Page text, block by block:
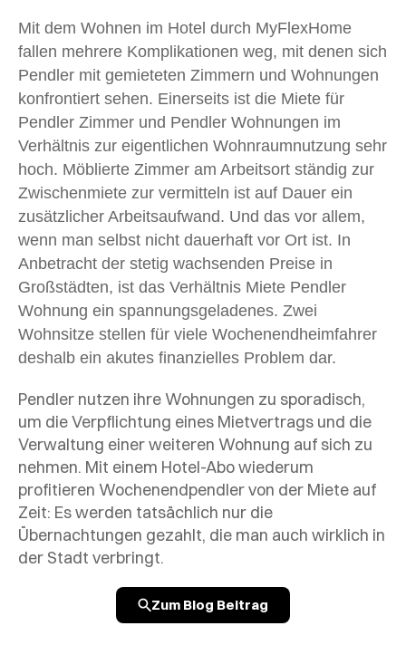
Mit dem Wohnen im Hotel durch MyFlexHome
fallen mehrere Komplikationen weg, mit denen sich
Pendler mit gemieteten Zimmern und Wohnungen
konfrontiert sehen. Einerseits ist die Miete für
Pendler Zimmer und Pendler Wohnungen im
Verhältnis zur eigentlichen Wohnraumnutzung sehr
hoch. Möblierte Zimmer am Arbeitsort ständig zur
Zwischenmiete zur vermitteln ist auf Dauer ein
zusätzlicher Arbeitsaufwand. Und das vor allem,
wenn man selbst nicht dauerhaft vor Ort ist. In
Anbetracht der stetig wachsenden Preise in
Großstädten, ist das Verhältnis Miete Pendler
Wohnung ein spannungsgeladenes. Zwei
Wohnsitze stellen für viele Wochenendheimfahrer
deshalb ein akutes finanzielles Problem dar.
Pendler nutzen ihre Wohnungen zu sporadisch,
um die Verpflichtung eines Mietvertrags und die
Verwaltung einer weiteren Wohnung auf sich zu
nehmen. Mit einem Hotel-Abo wiederum
profitieren Wochenendpendler von der Miete auf
Zeit: Es werden tatsächlich nur die
Übernachtungen gezahlt, die man auch wirklich in
der Stadt verbringt.
Zum Blog Beitrag